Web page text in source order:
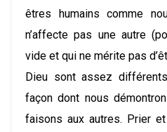
êtres humains comme
n’affecte pas une autre
vide et qui ne mérite pas
Dieu sont assez
façon dont nous
faisons aux autres. Prier